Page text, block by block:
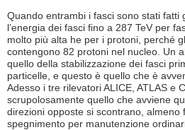
Quando entrambi i fasci sono stati fatti
l’energia dei fasci fino a 287 TeV per
molto più alta he per i protoni, perché
contengono 82 protoni nel nucleo. Un
quello della stabilizzazione dei fasci
particelle, e questo è quello che è
Adesso i tre rilevatori ALICE, ATLAS e
scrupolosamente quello che avviene
direzioni opposte si scontrano, almeno
spegnimento per manutenzione